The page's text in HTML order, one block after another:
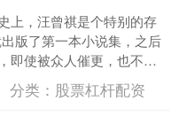
上，汪曾祺是个特别的存
版了第一本小说集，之后
即使被众人催更，也不为
留下了400多万字，可其中
....
分类： 股票杠杆配资